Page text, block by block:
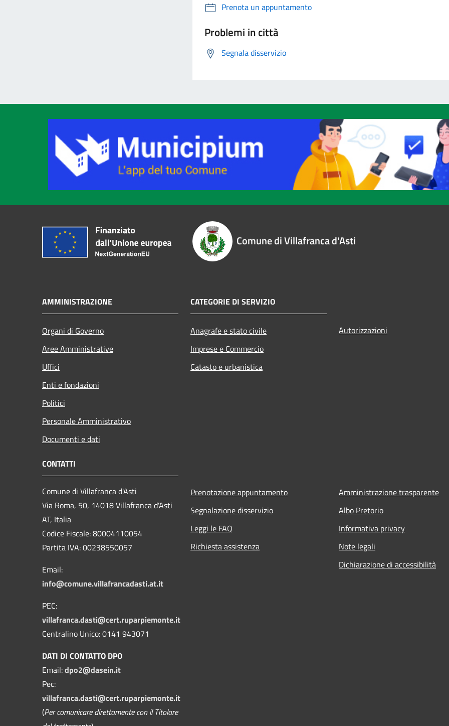
Prenota un appuntamento
Problemi in città
Segnala disservizio
Comune di Villafranca d'Asti
AMMINISTRAZIONE
Organi di Governo
Aree Amministrative
Uffici
Enti e fondazioni
Politici
Personale Amministrativo
Documenti e dati
CATEGORIE DI SERVIZIO
Anagrafe e stato civile
Imprese e Commercio
Catasto e urbanistica
Autorizzazioni
CONTATTI
Comune di Villafranca d'Asti
Via Roma, 50, 14018 Villafranca d'Asti
AT, Italia
Codice Fiscale: 80004110054
Partita IVA: 00238550057
Email:
info@comune.villafrancadasti.at.it
PEC:
villafranca.dasti@cert.ruparpiemonte.it
Centralino Unico: 0141 943071
DATI DI CONTATTO DPO
Email:dpo2@dasein.it
Pec:
villafranca.dasti@cert.ruparpiemonte.it
(Per comunicare direttamente con il Titolare
Prenotazione appuntamento
Segnalazione disservizio
Leggi le FAQ
Richiesta assistenza
Amministrazione trasparente
Albo Pretorio
Informativa privacy
Note legali
Dichiarazione di accessibilità